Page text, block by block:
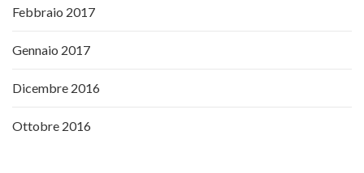
Febbraio 2017
Gennaio 2017
Dicembre 2016
Ottobre 2016